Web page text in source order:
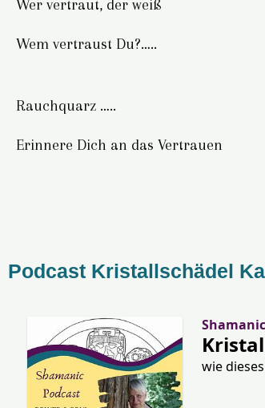
Wer vertraut, der weiß
Wem vertraust Du?…..
Rauchquarz …..
Erinnere Dich an das Vertrauen
Podcast Kristallschädel